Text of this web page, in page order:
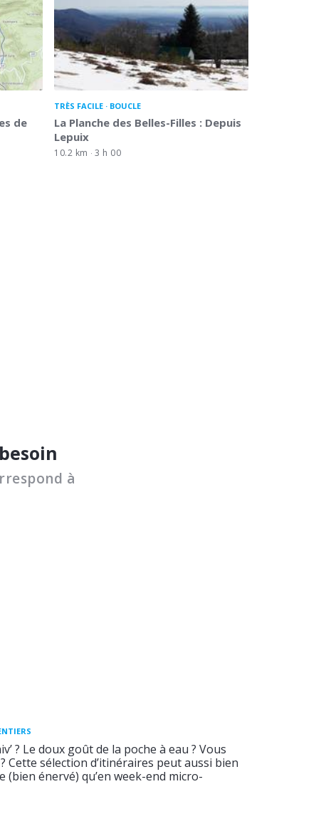
de
TRÈS FACILE BOUCLE
La Planche des Belles-Filles : Depuis
Lepuix
10.2 km 3 h 00
à
? Le doux goût de la poche à eau ? Vous
Cette sélection d’itinéraires peut aussi bien
énervé) qu’en week-end micro-